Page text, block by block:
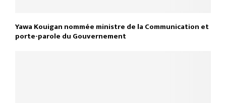
Yawa Kouigan nommée ministre de la Communication et
porte-parole du Gouvernement